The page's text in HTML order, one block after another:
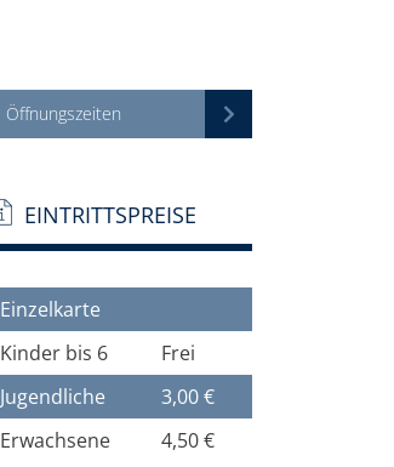
Öffnungszeiten
EINTRITTSPREISE
Einzelkarte
Kinder bis 6
Frei
Jugendliche
3,00 €
Erwachsene
4,50 €